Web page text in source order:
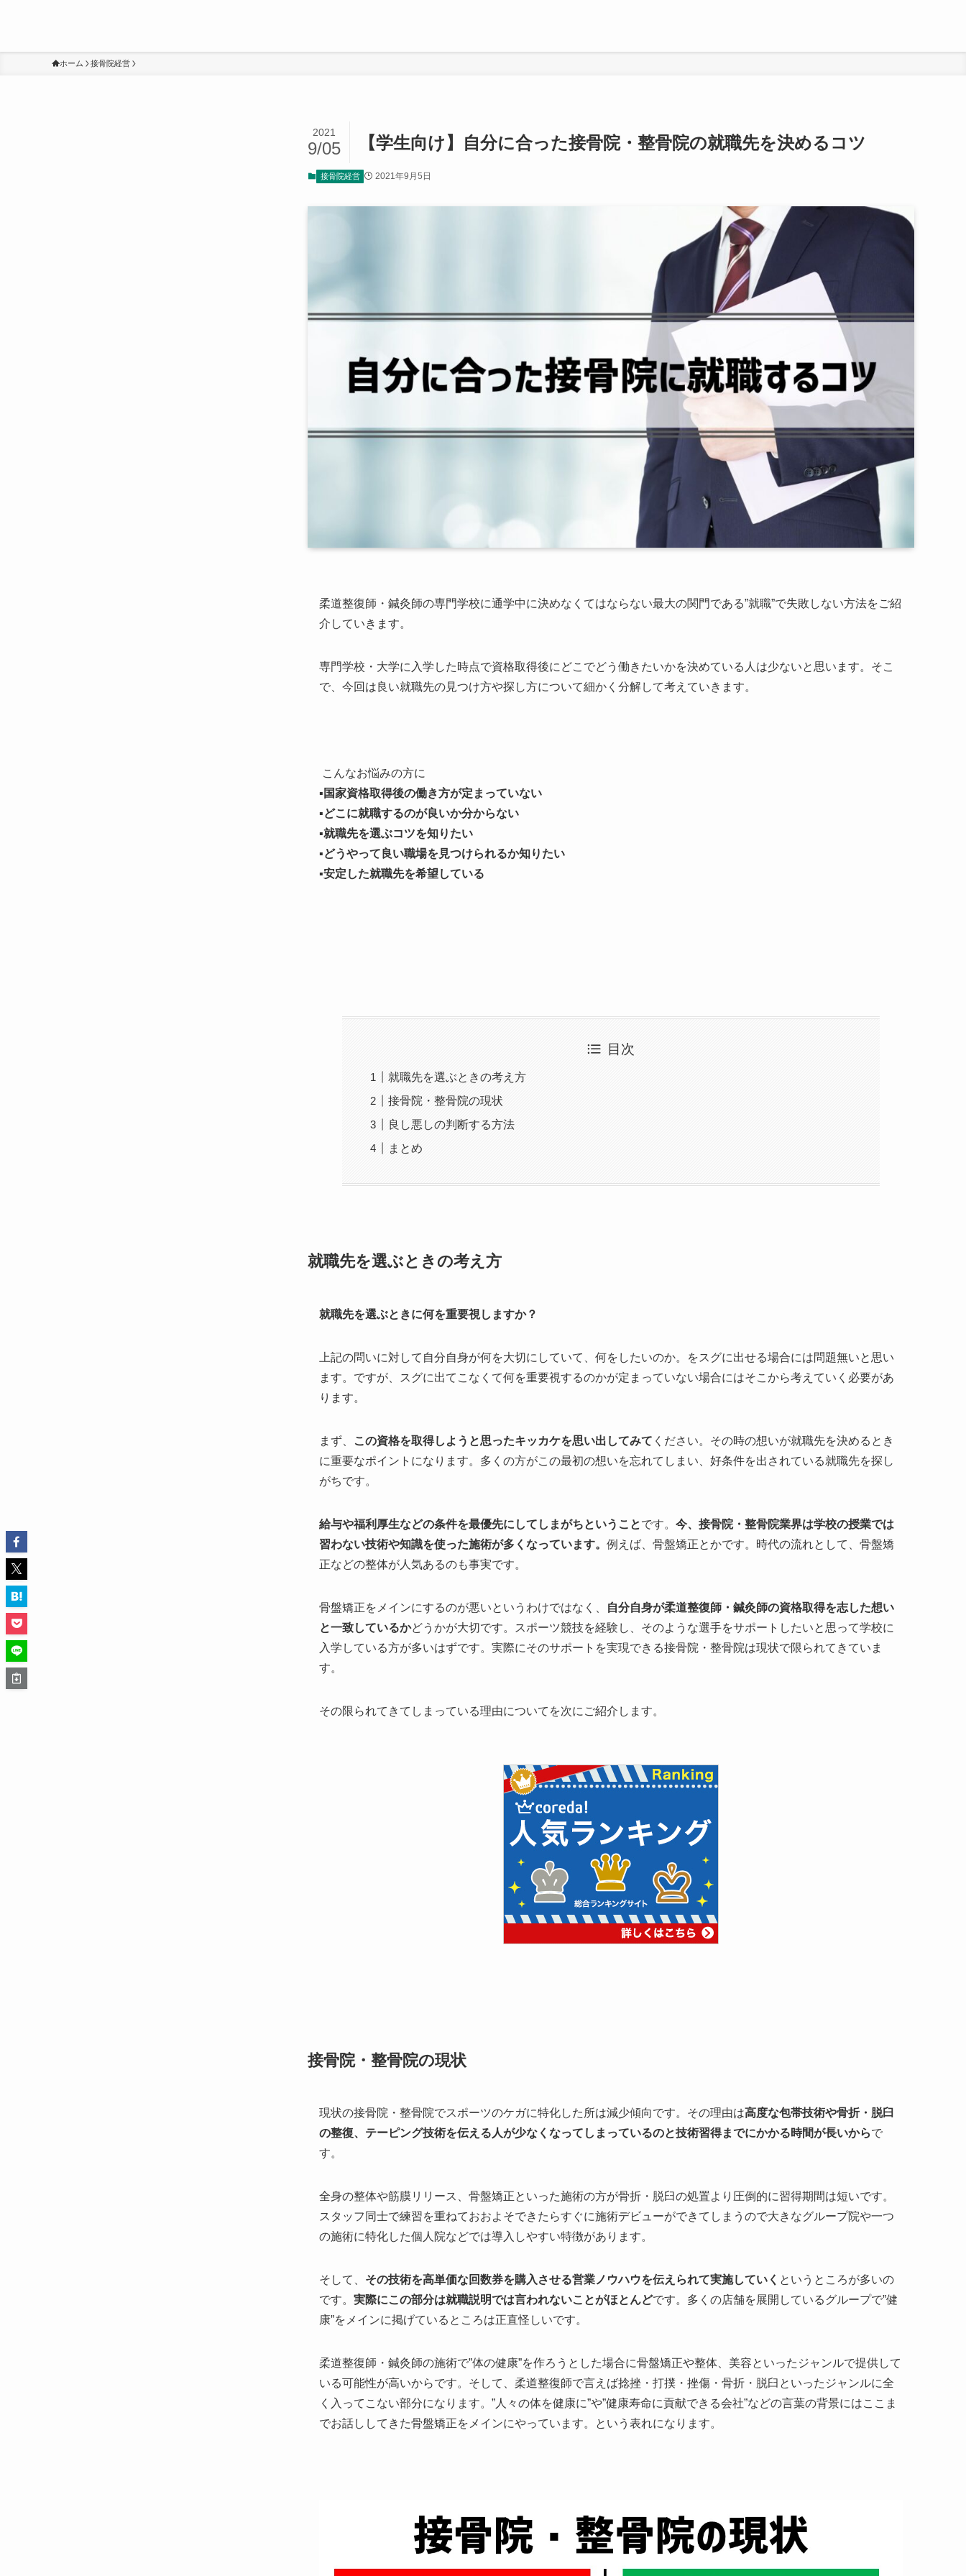
ホーム 接骨院経営
【学生向け】自分に合った接骨院・整骨院の就職先を決めるコツ
2021
9/05
接骨院経営 2021年9月5日
柔道整復師・鍼灸師の専門学校に通学中に決めなくてはならない最大の関門である”就職”で失敗しない方法をご紹
介していきます。
専門学校・大学に入学した時点で資格取得後にどこでどう働きたいかを決めている人は少ないと思います。そこ
で、今回は良い就職先の見つけ方や探し方について細かく分解して考えていきます。
こんなお悩みの方に
▪国家資格取得後の働き方が定まっていない
▪どこに就職するのが良いか分からない
▪就職先を選ぶコツを知りたい
▪どうやって良い職場を見つけられるか知りたい
▪安定した就職先を希望している
目次
就職先を選ぶときの考え方
接骨院・整骨院の現状
良し悪しの判断する方法
まとめ
就職先を選ぶときの考え方
就職先を選ぶときに何を重要視しますか？
上記の問いに対して自分自身が何を大切にしていて、何をしたいのか。をスグに出せる場合には問題無いと思い
ます。ですが、スグに出てこなくて何を重要視するのかが定まっていない場合にはそこから考えていく必要があ
ります。
まず、 この資格を取得しようと思ったキッカケを思い出してみて ください。その時の想いが就職先を決めるとき
に重要なポイントになります。多くの方がこの最初の想いを忘れてしまい、好条件を出されている就職先を探し
がちです。
給与や福利厚生などの条件を最優先にしてしまがちということです。 今、接骨院・整骨院業界は学校の授業では
習わない技術や知識を使った施術が多くなっています。 例えば、骨盤矯正とかです。時代の流れとして、骨盤矯
正などの整体が人気あるのも事実です。
骨盤矯正をメインにするのが悪いというわけではなく、
自分自身が柔道整復師・鍼灸師の資格取得を志した想い
と一致しているかどうかが大切です。スポーツ競技を経験し、そのような選手をサポートしたいと思って学校に
入学している方が多いはずです。実際にそのサポートを実現できる接骨院・整骨院は現状で限られてきていま
す。
その限られてきてしまっている理由についてを次にご紹介します。
接骨院・整骨院の現状
現状の接骨院・整骨院でスポーツのケガに特化した所は減少傾向です。その理由は高度な包帯技術や骨折・脱臼
の整復、テーピング技術を伝える人が少なくなってしまっているのと技術習得までにかかる時間が長いからで
す。
全身の整体や筋膜リリース、骨盤矯正といった施術の方が骨折・脱臼の処置より圧倒的に習得期間は短いです。
スタッフ同士で練習を重ねておおよそできたらすぐに施術デビューができてしまうので大きなグループ院や一つ
の施術に特化した個人院などでは導入しやすい特徴があります。
そして、 その技術を高単価な回数券を購入させる営業ノウハウを伝えられて実施していく というところが多いの
です。 実際にこの部分は就職説明では言われないことがほとんどです。多くの店舗を展開しているグループで”健
康”をメインに掲げているところは正直怪しいです。
柔道整復師・鍼灸師の施術で”体の健康”を作ろうとした場合に骨盤矯正や整体、美容といったジャンルで提供して
いる可能性が高いからです。そして、柔道整復師で言えば捻挫・打撲・挫傷・骨折・脱臼といったジャンルに全
く入ってこない部分になります。”人々の体を健康に”や”健康寿命に貢献できる会社”などの言葉の背景にはここま
でお話ししてきた骨盤矯正をメインにやっています。という表れになります。